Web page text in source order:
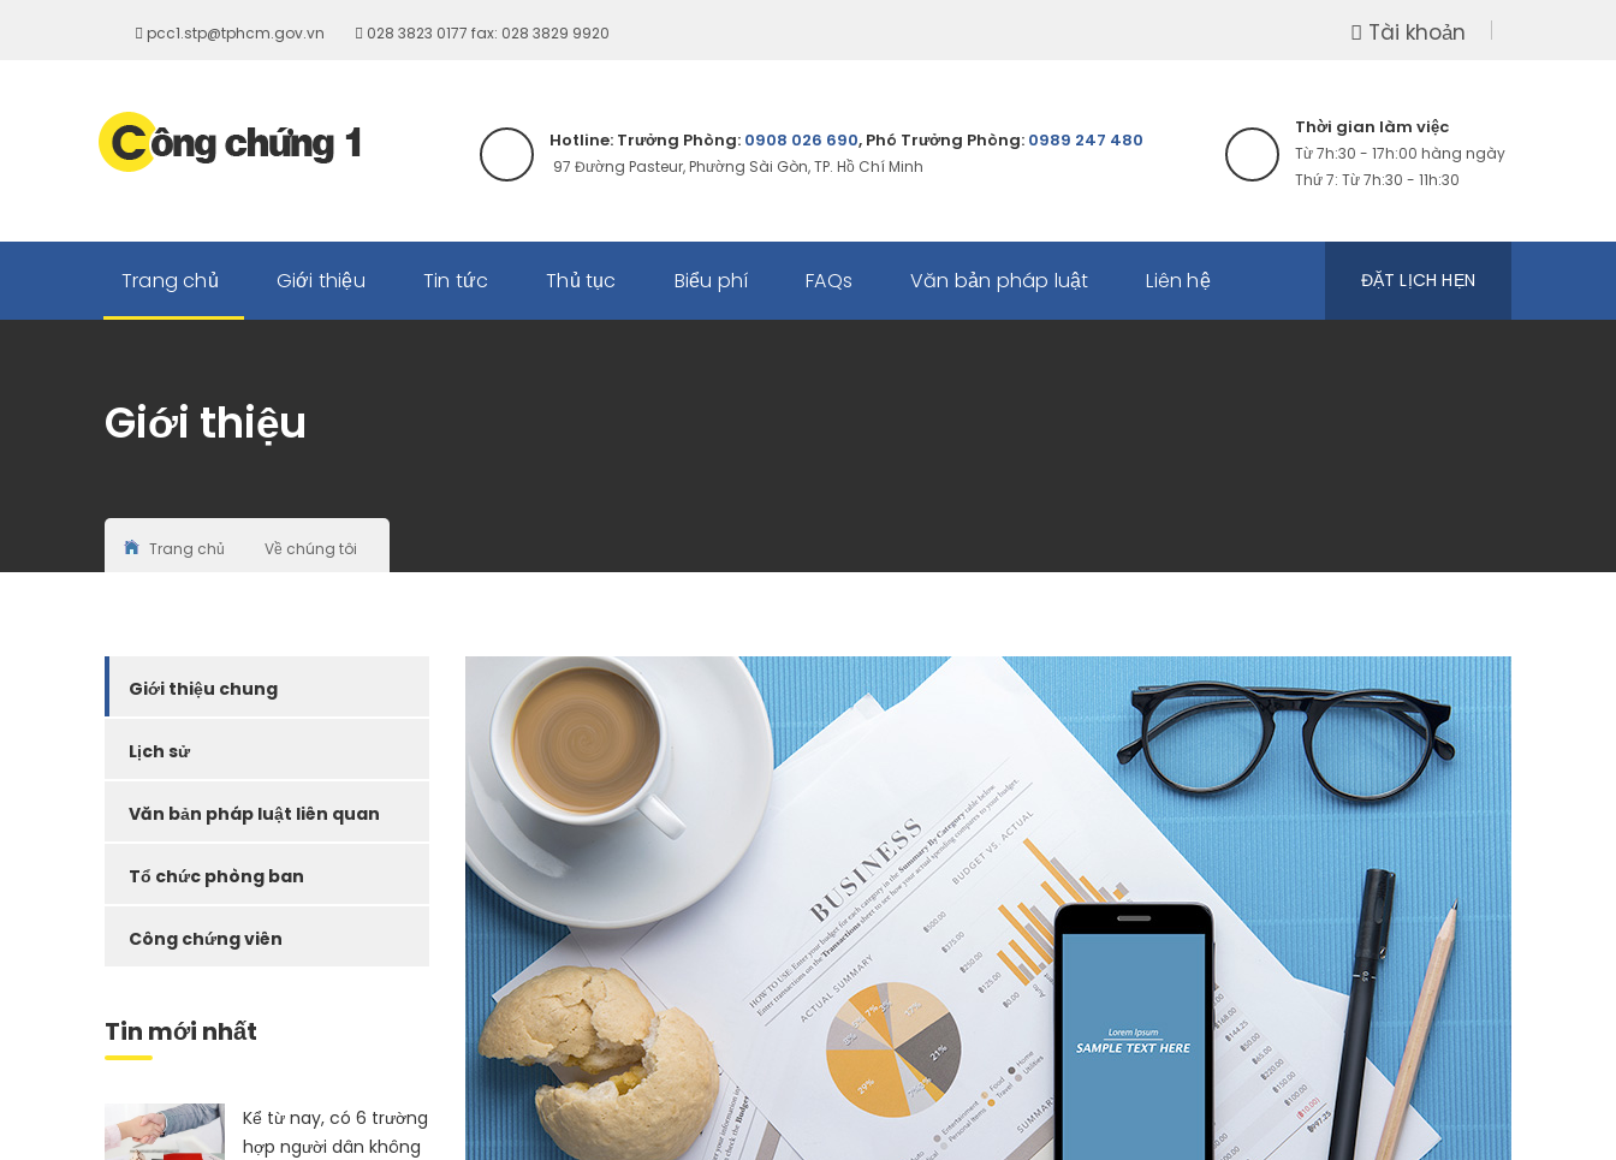
pcc1.stp@tphcm.gov.vn 028 3823 0177 fax: 028 3829 9920 Tài khoản
Hotline: Trưởng Phòng: 0908 026 690, Phó Trưởng Phòng: 0989 247 480
97 Đường Pasteur, Phường Sài Gòn, TP. Hồ Chí Minh
Thời gian làm việc
Từ 7h:30 - 17h:00 hàng ngày
Thứ 7: Từ 7h:30 - 11h:30
Trang chủ Giới thiệu Tin tức Thủ tục Biểu phí FAQs Văn bản pháp luật Liên hệ ĐẶT LỊCH HẸN
Giới thiệu
Trang chủ Về chúng tôi
Giới thiệu chung
Lịch sử
Văn bản pháp luật liên quan
Tổ chức phòng ban
Công chứng viên
Tin mới nhất
Kể từ nay, có 6 trường
hợp người dân không